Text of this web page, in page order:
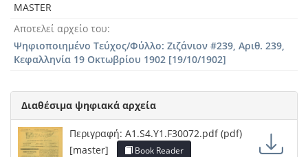
MASTER
Αποτελεί αρχείο του
Ψηφιοποιημένο Τεύχος/Φύλλο: Ζιζάνιον #239, Αριθ. 239,
Κεφαλληνία 19 Οκτωβρίου 1902 [19/10/1902]
Διαθέσιμα ψηφιακά αρχεία
Περιγραφή: A1.S4.Y1.F30072.pdf (pdf)
[master]
Book Reader